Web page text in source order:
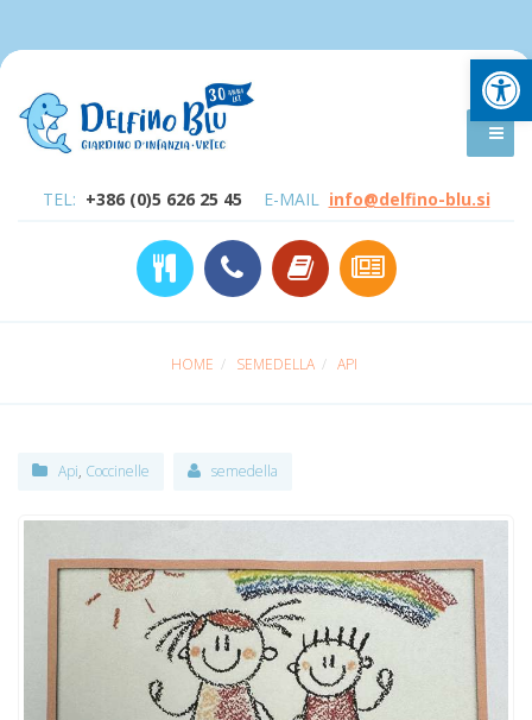
TEL: +386 (0)5 626 25 45 E-MAIL info@delfino-blu.si
HOME SEMEDELLA API
Api, Coccinelle semedella